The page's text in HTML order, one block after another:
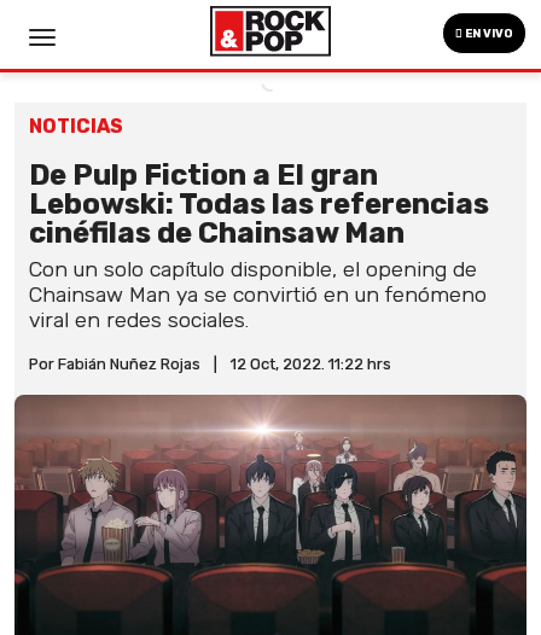
EN VIVO
NOTICIAS
De Pulp Fiction a El gran
Lebowski: Todas las referencias
cinéfilas de Chainsaw Man
Con un solo capítulo disponible, el opening de
Chainsaw Man ya se convirtió en un fenómeno
viral en redes sociales.
Por Fabián Nuñez Rojas 12 Oct, 2022. 11:22 hrs